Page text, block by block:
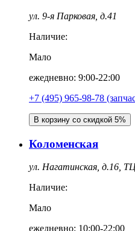
ул. 9-я Парковая, д.41
Наличие:
Мало
ежедневно: 9:00-22:00
+7 (495) 965-98-78
В корзину со скидкой 5%
Коломенская
ул. Нагатинская, д.16,
Наличие:
Мало
ежедневно: 10:00-22:00